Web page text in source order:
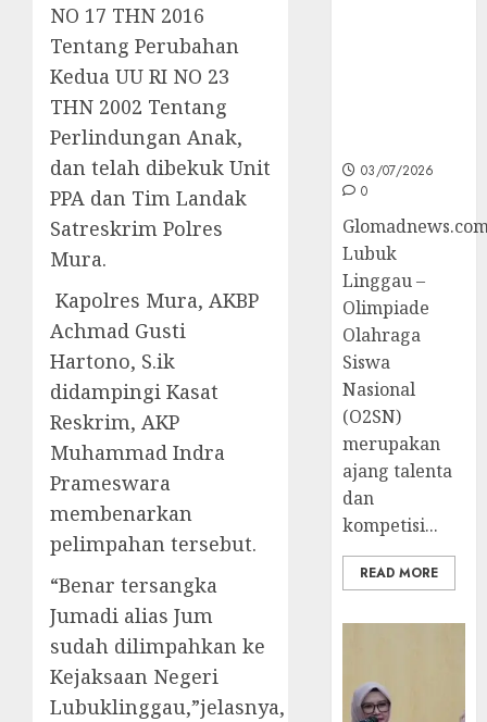
NO 17 THN 2016
Tentang Perubahan
Kedua UU RI NO 23
THN 2002 Tentang
Perlindungan Anak,
dan telah dibekuk Unit
PPA dan Tim Landak
Satreskrim Polres
Mura.
Kapolres Mura, AKBP
Achmad Gusti
Hartono, S.ik
didampingi Kasat
Reskrim, AKP
Muhammad Indra
Prameswara
membenarkan
pelimpahan tersebut.
“Benar tersangka
Jumadi alias Jum
sudah dilimpahkan ke
Kejaksaan Negeri
Lubuklinggau,”jelasnya,
03/07/2026
0
Lubuk
Linggau –
Olimpiade
Olahraga
Siswa
Nasional
(O2SN)
merupakan
ajang talenta
dan
kompetisi...
READ MORE